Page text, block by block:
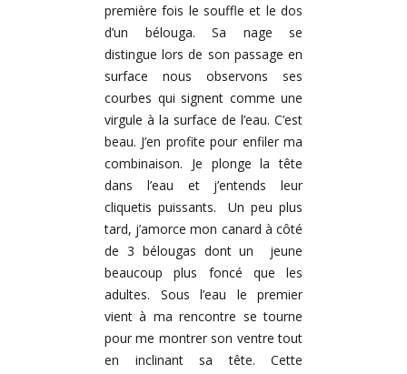
première fois le souffle et le dos
d’un bélouga. Sa nage se
distingue lors de son passage en
surface nous observons ses
courbes qui signent comme une
virgule à la surface de l’eau. C’est
beau. J’en profite pour enfiler ma
combinaison. Je plonge la tête
dans l’eau et j’entends leur
cliquetis puissants. Un peu plus
tard, j’amorce mon canard à côté
de 3 bélougas dont un jeune
beaucoup plus foncé que les
adultes. Sous l’eau le premier
vient à ma rencontre se tourne
pour me montrer son ventre tout
en inclinant sa tête. Cette